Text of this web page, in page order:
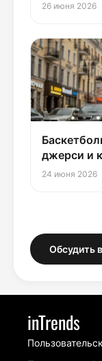
26 июня 2026
джерси и
24 июня 2026
Обсудить
inTrends